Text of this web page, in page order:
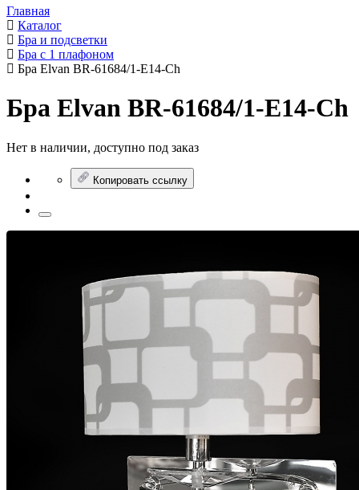
Главная
Каталог
Бра и подсветки
Бра с 1 плафоном
Бра Elvan BR-61684/1-E14-Ch
Бра Elvan BR-61684/1-E14-Ch
Нет в наличии, доступно под заказ
Копировать ссылку